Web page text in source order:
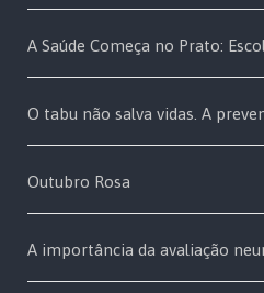
A Saúde Começa no Prato:
O tabu não salva vidas. A
Outubro Rosa
A importância da avaliação